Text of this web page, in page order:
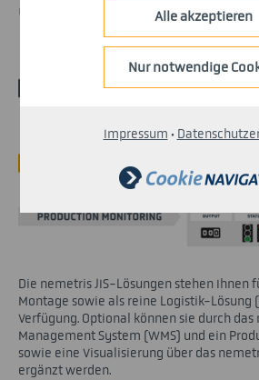
Alle akzeptieren
Nur notwendige
Impressum ·
optimale Lieferfähigkeit.
Die nemetris JIS-Lösungen stehen Ihnen
Montage sowie als reine Logistik-Lösung
Verfügung. Optional können sie durch
Management System (WMS) und ein
sowie eine Visualisierung über das
ergänzt werden.